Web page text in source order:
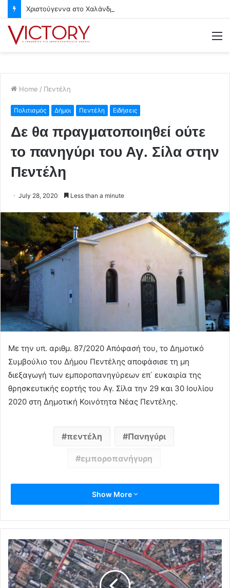
Home / Πεντέλη
Πολιτισμός Δήμοι Πεντέλη Ειδήσεις
Δε θα πραγματοποιηθεί ούτε
το πανηγύρι του Αγ. Σίλα στην
Πεντέλη
July 28, 2020 Less than a minute
Με την υπ. αριθμ. 87/2020 Απόφασή του, το Δημοτικό
Συμβούλιο του Δήμου Πεντέλης αποφάσισε τη μη
διεξαγωγή των εμποροπανηγύρεων επ΄ ευκαιρία της
θρησκευτικής εορτής του Αγ. Σίλα την 29 και 30 Ιουλίου
2020 στη Δημοτική Κοινότητα Νέας Πεντέλης.
πεντέλη Πανηγύρι
εμποροπανήγυρη
Show More